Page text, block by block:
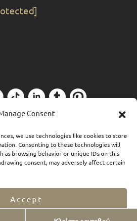
Consent
we use technologies like cookies to store
Consenting to these technologies will
as browsing behavior or unique IDs on this
consent, may adversely affect certain
Accept
| Designed by Forthright